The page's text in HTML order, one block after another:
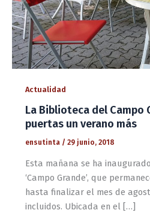
Actualidad
La Biblioteca del Campo
puertas un verano más
ensutinta / 29 junio, 2018
Esta mañana se ha
‘Campo Grande’, que
hasta finalizar el mes de
incluidos. Ubicada en el […]